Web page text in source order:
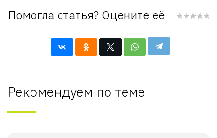
Помогла статья? Оцените её
Рекомендуем по теме